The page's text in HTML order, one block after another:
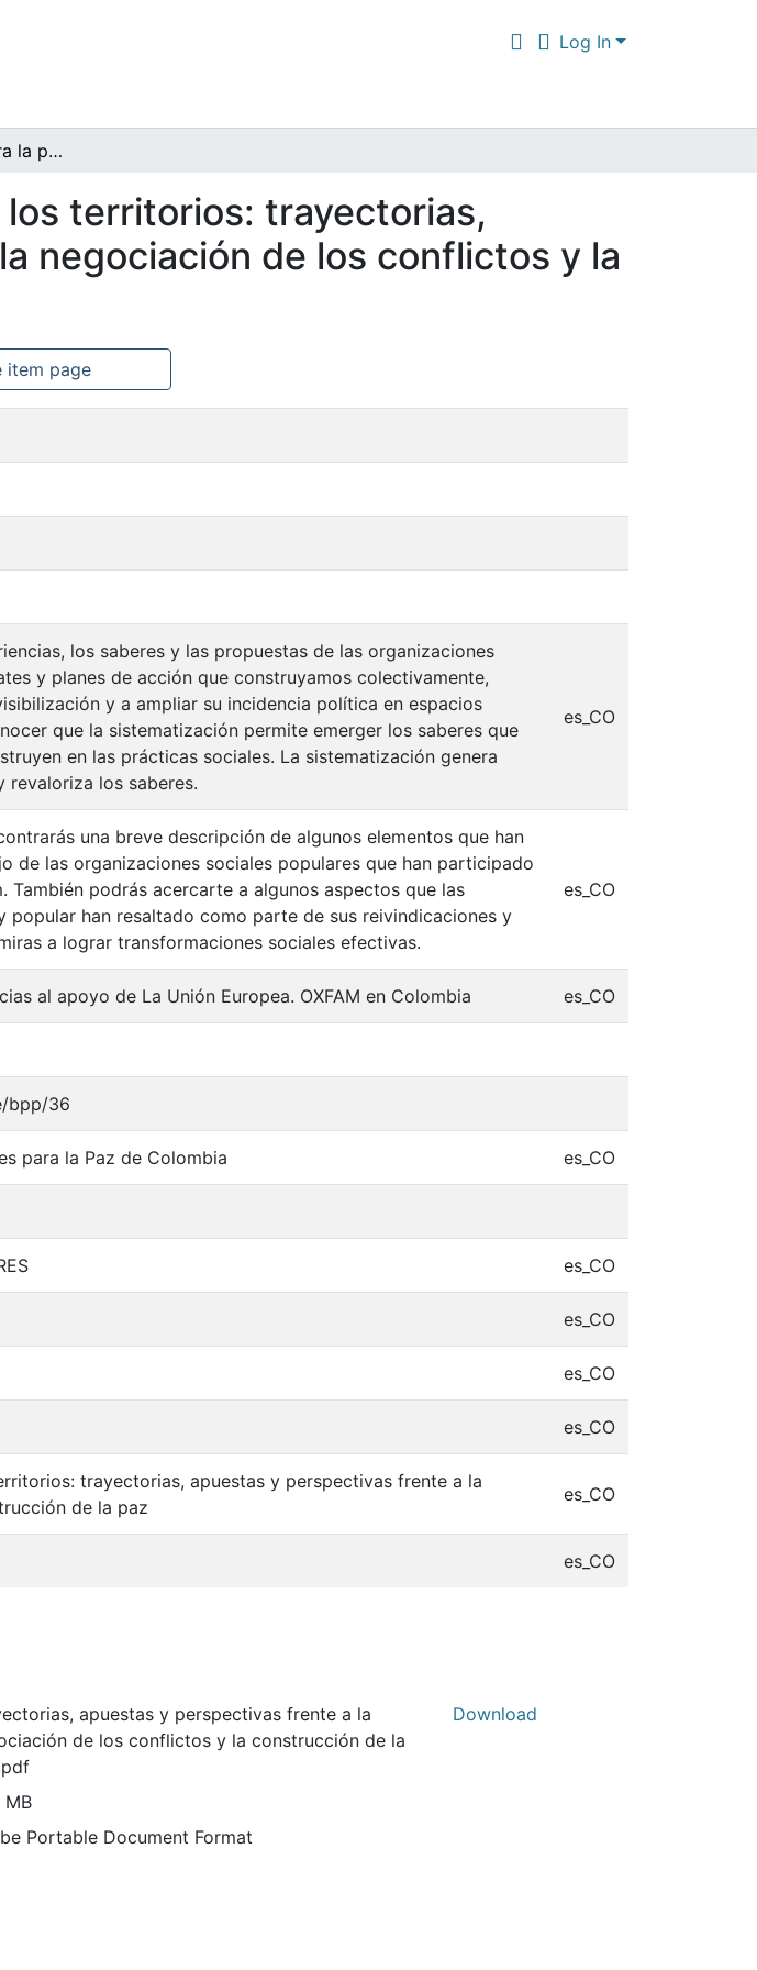
Log In
Agenda común para la paz desde los territorios: trayectorias, apuestas y perspectivas frente a la negociación de los conflictos y la construcción de la paz
territorios: trayectorias,
negociación de los conflictos y la
item page
los saberes y las propuestas de las organizaciones
y planes de acción que construyamos colectivamente,
y a ampliar su incidencia política en espacios
que la sistematización permite emerger los saberes que
en las prácticas sociales. La sistematización genera
revaloriza los saberes.
es_CO
una breve descripción de algunos elementos que han
de las organizaciones sociales populares que han participado
También podrás acercarte a algunos aspectos que las
han resaltado como parte de sus reivindicaciones y
a lograr transformaciones sociales efectivas.
es_CO
al apoyo de La Unión Europea. OXFAM en Colombia es_CO
bpp/36
para la Paz de Colombia es_CO
es_CO
es_CO
es_CO
es_CO
trayectorias, apuestas y perspectivas frente a la
de la paz
es_CO
es_CO
apuestas y perspectivas frente a la
de los conflictos y la construcción de la
MB
Portable Document Format
Download